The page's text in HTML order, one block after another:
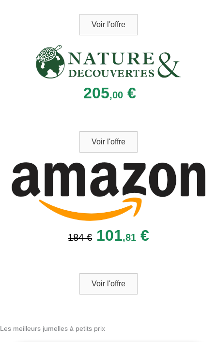
Voir l'offre
205,00 €
Voir l'offre
184 € 101,81 €
Voir l'offre
Les meilleurs jumelles à petits prix